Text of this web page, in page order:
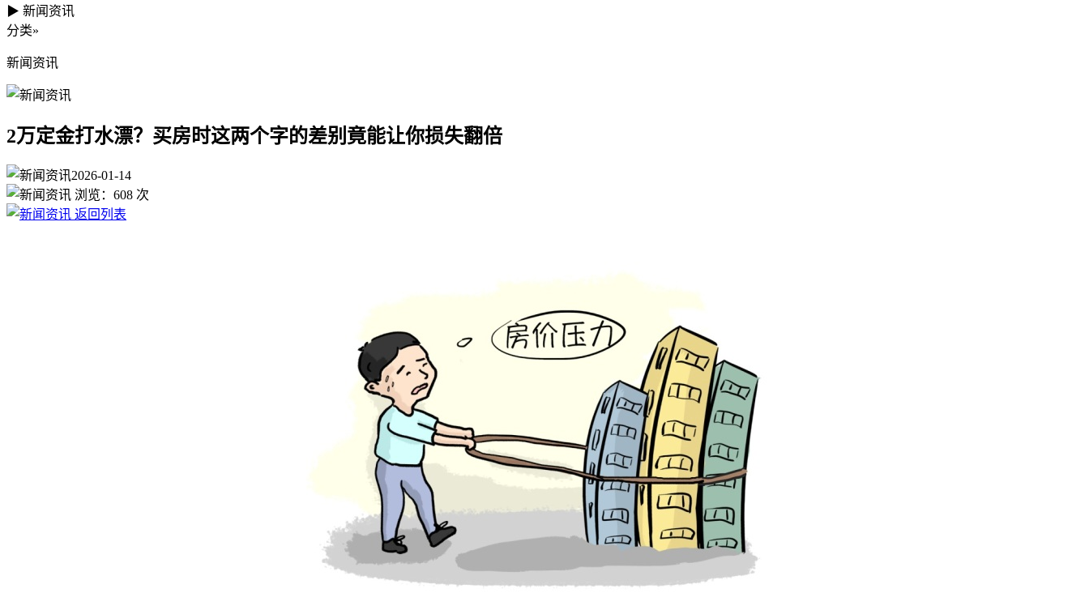
2万定金打水漂？买房时这两个字的差别竟能让你损失翻倍
▶ 新闻资讯
分类»
新闻资讯
2万定金打水漂？买房时这两个字的差别竟能让你损失翻倍
2026-01-14
浏览： 608 次
返回列表